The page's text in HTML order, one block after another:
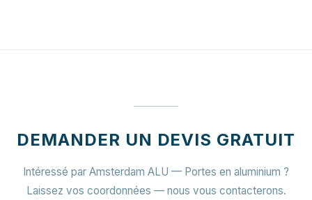
DEMANDER UN DEVIS GRATUIT
Intéressé par Amsterdam ALU — Portes en aluminium ?
Laissez vos coordonnées — nous vous contacterons.